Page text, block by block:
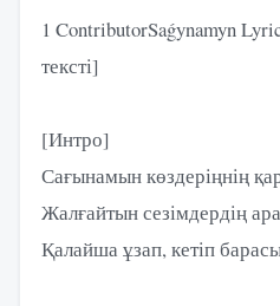
1 ContributorSaǵynamyn
тексті]
[Интро]
Сағынамын көздеріңнің
Жалғайтын сезімдердің
Қалайша ұзап, кетіп